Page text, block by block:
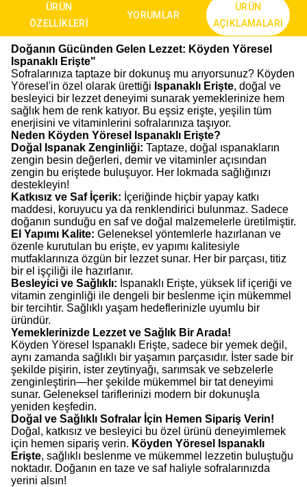
ÜRÜN
ÖZELLIKLERI
YORUMLAR
ÜRÜN
AÇIKLAMALARI
Doğanın Gücünden Gelen Lezzet: Köyden Yöresel
Ispanaklı Erişte"
Sofralarınıza taptaze bir dokunuş mu arıyorsunuz? Köyden
Yöresel'in özel olarak ürettiği Ispanaklı Erişte, doğal ve
besleyici bir lezzet deneyimi sunarak yemeklerinize hem
sağlık hem de renk katıyor. Bu eşsiz erişte, yeşilin tüm
enerjisini ve vitaminlerini sofralarınıza taşıyor.
Neden Köyden Yöresel Ispanaklı Erişte?
Doğal Ispanak Zenginliği: Taptaze, doğal ıspanakların
zengin besin değerleri, demir ve vitaminler açısından
zengin bu eriştede buluşuyor. Her lokmada sağlığınızı
destekleyin!
Katkısız ve Saf İçerik: İçeriğinde hiçbir yapay katkı
maddesi, koruyucu ya da renklendirici bulunmaz. Sadece
doğanın sunduğu en saf ve doğal malzemelerle üretilmiştir.
El Yapımı Kalite: Geleneksel yöntemlerle hazırlanan ve
özenle kurutulan bu erişte, ev yapımı kalitesiyle
mutfaklarınıza özgün bir lezzet sunar. Her bir parçası, titiz
bir el işçiliği ile hazırlanır.
Besleyici ve Sağlıklı: Ispanaklı Erişte, yüksek lif içeriği ve
vitamin zenginliği ile dengeli bir beslenme için mükemmel
bir tercihtir. Sağlıklı yaşam hedeflerinizle uyumlu bir
üründür.
Yemeklerinizde Lezzet ve Sağlık Bir Arada!
Köyden Yöresel Ispanaklı Erişte, sadece bir yemek değil,
aynı zamanda sağlıklı bir yaşamın parçasıdır. İster sade bir
şekilde pişirin, ister zeytinyağı, sarımsak ve sebzelerle
zenginleştirin—her şekilde mükemmel bir tat deneyimi
sunar. Geleneksel tariflerinizi modern bir dokunuşla
yeniden keşfedin.
Doğal ve Sağlıklı Sofralar İçin Hemen Sipariş Verin!
Doğal, katkısız ve besleyici bu özel ürünü deneyimlemek
için hemen sipariş verin. Köyden Yöresel Ispanaklı
Erişte, sağlıklı beslenme ve mükemmel lezzetin buluştuğu
noktadır. Doğanın en taze ve saf haliyle sofralarınızda
yerini alsın!